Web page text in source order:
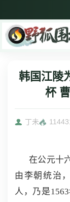
韩国江陵
杯
丁未 11443
在公元十
由李朝统治
人，乃是